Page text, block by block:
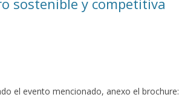
sostenible y competitiva
el evento mencionado, anexo el brochure: